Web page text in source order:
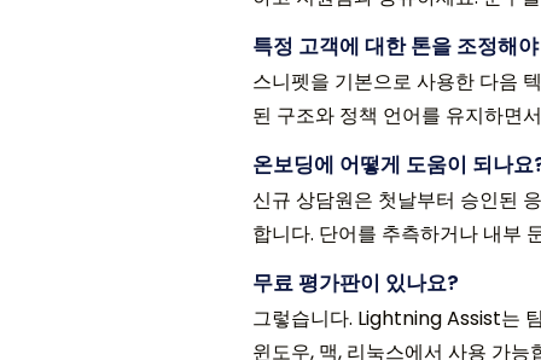
특정 고객에 대한 톤을 조정해
스니펫을 기본으로 사용한 다음
된 구조와 정책 언어를 유지하면
온보딩에 어떻게 도움이 되나요
신규 상담원은 첫날부터 승인된
합니다. 단어를 추측하거나 내부
무료 평가판이 있나요?
그렇습니다. Lightning Assist는
윈도우, 맥, 리눅스에서 사용 가능